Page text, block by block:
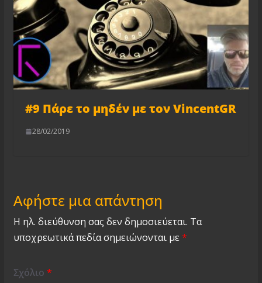
#9 Πάρε το μηδέν με τον VincentGR
28/02/2019
Αφήστε μια απάντηση
Η ηλ. διεύθυνση σας δεν δημοσιεύεται. Τα
υποχρεωτικά πεδία σημειώνονται με*
Σχόλιο *